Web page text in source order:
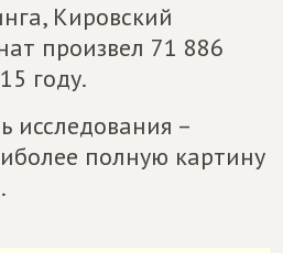
Кировский
произвел 71 886
году.
исследования –
полную картину